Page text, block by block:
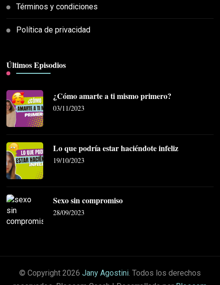
Términos y condiciones
Política de privacidad
Últimos Episodios
¿Cómo amarte a ti mismo primero?
03/11/2023
Lo que podría estar haciéndote infeliz
19/10/2023
Sexo sin compromiso
28/09/2023
© Copyright 2026 Jany Agostini . Todos los derechos